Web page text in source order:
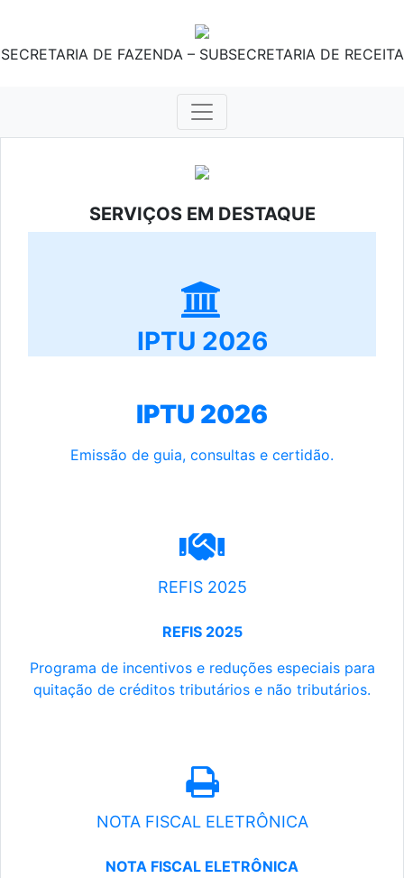
SECRETARIA DE FAZENDA – SUBSECRETARIA DE RECEITA
SERVIÇOS EM DESTAQUE
IPTU 2026
IPTU 2026
Emissão de guia, consultas e certidão.
REFIS 2025
REFIS 2025
Programa de incentivos e reduções especiais para
quitação de créditos tributários e não tributários.
NOTA FISCAL ELETRÔNICA
NOTA FISCAL ELETRÔNICA